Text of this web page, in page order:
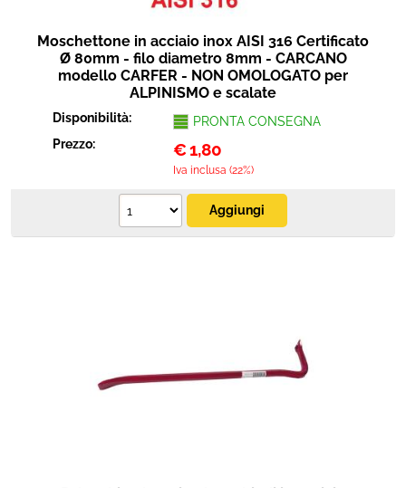
Moschettone in acciaio inox AISI 316 Certificato
Ø 80mm - filo diametro 8mm - CARCANO
modello CARFER - NON OMOLOGATO per
ALPINISMO e scalate
Disponibilità:
PRONTA CONSEGNA
Prezzo:
€1,80
Iva inclusa (22%)